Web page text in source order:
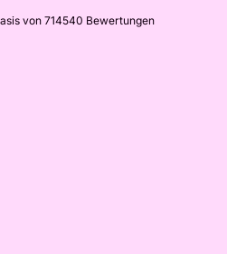
von 714540 Bewertungen